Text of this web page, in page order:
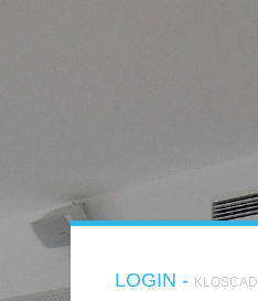
LOGIN - KLOSCAD